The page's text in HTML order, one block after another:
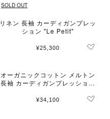
SOLD OUT
リネン 長袖 カーディガンプレッ
ション "Le Petit"
¥25,300
オーガニックコットン メルトン
長袖 カーディガンプレッション
¥34,100